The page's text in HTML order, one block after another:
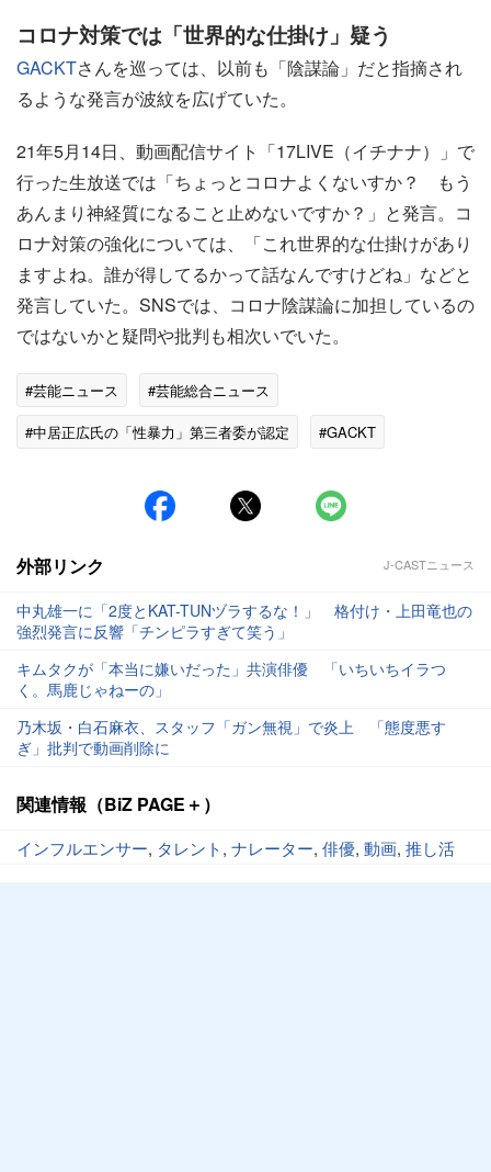
コロナ対策では「世界的な仕掛け」疑う
GACKTさんを巡っては、以前も「陰謀論」だと指摘され
るような発言が波紋を広げていた。
21年5月14日、動画配信サイト「17LIVE（イチナナ）」で
行った生放送では「ちょっとコロナよくないすか？ もう
あんまり神経質になること止めないですか？」と発言。コ
ロナ対策の強化については、「これ世界的な仕掛けがあり
ますよね。誰が得してるかって話なんですけどね」などと
発言していた。SNSでは、コロナ陰謀論に加担しているの
ではないかと疑問や批判も相次いでいた。
#芸能ニュース
#芸能総合ニュース
#中居正広氏の「性暴力」第三者委が認定
#GACKT
外部リンク J-CASTニュース
中丸雄一に「2度とKAT-TUNヅラするな！」 格付け・上田竜也の
強烈発言に反響「チンピラすぎて笑う」
キムタクが「本当に嫌いだった」共演俳優 「いちいちイラつ
く。馬鹿じゃねーの」
乃木坂・白石麻衣、スタッフ「ガン無視」で炎上 「態度悪す
ぎ」批判で動画削除に
関連情報（BiZ PAGE＋）
インフルエンサー, タレント, ナレーター, 俳優, 動画, 推し活